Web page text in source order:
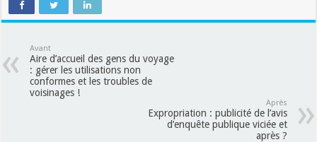
Avant
Aire d’accueil des gens du voyage
: gérer les utilisations non
conformes et les troubles de
voisinages !
Après
Expropriation : publicité de l’avis
d’enquête publique viciée et
après ?